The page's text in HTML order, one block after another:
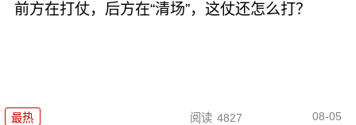
前方在打仗，后方在“清场”，这仗还怎么打？
最热 阅读 4827 08-05